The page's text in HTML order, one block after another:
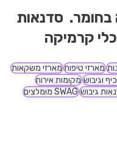
מארזי טיפוח מארזי משקאות
וגיבוש מקומות אירוח
גיבוש SWAG מומלצים